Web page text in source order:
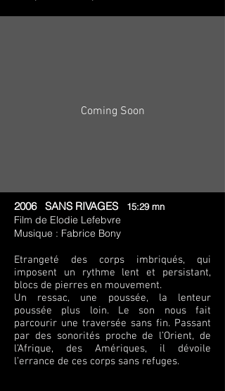
Coming Soon
2006 SANS RIVAGES 15:29 mn
Film de Elodie Lefebvre
Musique : Fabrice Bony
Etrangeté des corps imbriqués, qui
imposent un rythme lent et persistant,
blocs de pierres en mouvement.
Un ressac, une poussée, la lenteur
poussée plus loin. Le son nous fait
parcourir une traversée sans fin. Passant
par des sonorités proche de l’Orient, de
l’Afrique, des Amériques, il dévoile
l’errance de ces corps sans refuges.